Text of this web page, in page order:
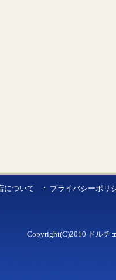
について プライバシーポリ
Copyright(C)2010 ドルチ